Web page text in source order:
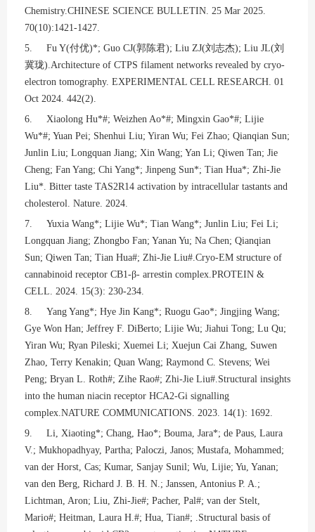
Chemistry.CHINESE SCIENCE BULLETIN. 25 Mar 2025.
70(10):1421-1427.
5. Fu Y(付优)*; Guo CJ(郭陈君); Liu ZJ(刘志杰); Liu JL(刘
冀珑).Architecture of CTPS filament networks revealed by cryo-
electron tomography. EXPERIMENTAL CELL RESEARCH. 01
Oct 2024. 442(2).
6. Xiaolong Hu*#; Weizhen Ao*#; Mingxin Gao*#; Lijie
Wu*#; Yuan Pei; Shenhui Liu; Yiran Wu; Fei Zhao; Qianqian Sun;
Junlin Liu; Longquan Jiang; Xin Wang; Yan Li; Qiwen Tan; Jie
Cheng; Fan Yang; Chi Yang*; Jinpeng Sun*; Tian Hua*; Zhi-Jie
Liu*. Bitter taste TAS2R14 activation by intracellular tastants and
cholesterol. Nature. 2024.
7. Yuxia Wang*; Lijie Wu*; Tian Wang*; Junlin Liu; Fei Li;
Longquan Jiang; Zhongbo Fan; Yanan Yu; Na Chen; Qianqian
Sun; Qiwen Tan; Tian Hua#; Zhi-Jie Liu#.Cryo-EM structure of
cannabinoid receptor CB1-β- arrestin complex.PROTEIN &
CELL. 2024. 15(3): 230-234.
8. Yang Yang*; Hye Jin Kang*; Ruogu Gao*; Jingjing Wang;
Gye Won Han; Jeffrey F. DiBerto; Lijie Wu; Jiahui Tong; Lu Qu;
Yiran Wu; Ryan Pileski; Xuemei Li; Xuejun Cai Zhang, Suwen
Zhao, Terry Kenakin; Quan Wang; Raymond C. Stevens; Wei
Peng; Bryan L. Roth#; Zihe Rao#; Zhi-Jie Liu#.Structural insights
into the human niacin receptor HCA2-Gi signalling
complex.NATURE COMMUNICATIONS. 2023. 14(1): 1692.
9. Li, Xiaoting*; Chang, Hao*; Bouma, Jara*; de Paus, Laura
V.; Mukhopadhyay, Partha; Paloczi, Janos; Mustafa, Mohammed;
van der Horst, Cas; Kumar, Sanjay Sunil; Wu, Lijie; Yu, Yanan;
van den Berg, Richard J. B. H. N.; Janssen, Antonius P. A.;
Lichtman, Aron; Liu, Zhi-Jie#; Pacher, Pal#; van der Stelt,
Mario#; Heitman, Laura H.#; Hua, Tian#; .Structural basis of